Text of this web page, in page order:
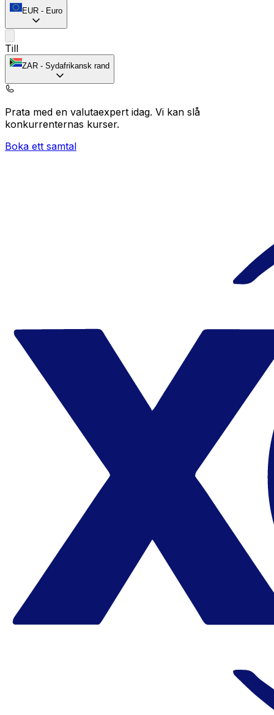
EUR - Euro
Till
ZAR - Sydafrikansk rand
Prata med en valutaexpert idag. Vi kan slå
konkurrenternas kurser.
Boka ett samtal